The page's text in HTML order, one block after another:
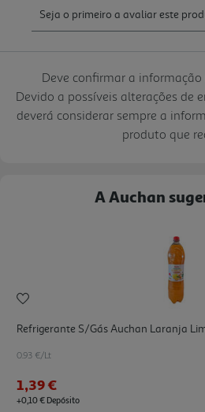
Deve confirmar a
Devido a possíveis alterações de
deverá considerar sempre a
produto que
A Auchan
Refrigerante S/gás Auchan Laranja
0.93 €/Lt
1,39 €
+0,10 € Depósito